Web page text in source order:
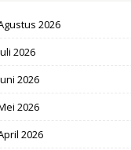
2026
2026
2026
2026
2026